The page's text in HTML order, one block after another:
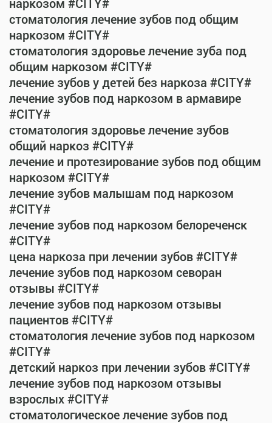
наркозом #CITY#
стоматология лечение зубов под общим
наркозом #CITY#
стоматология здоровье лечение зуба под
общим наркозом #CITY#
лечение зубов у детей без наркоза #CITY#
лечение зубов под наркозом в армавире
#CITY#
стоматология здоровье лечение зубов
общий наркоз #CITY#
лечение и протезирование зубов под общим
наркозом #CITY#
лечение зубов малышам под наркозом
#CITY#
лечение зубов под наркозом белореченск
#CITY#
цена наркоза при лечении зубов #CITY#
лечение зубов под наркозом севоран
отзывы #CITY#
лечение зубов под наркозом отзывы
пациентов #CITY#
стоматология лечение зубов под наркозом
#CITY#
детский наркоз при лечении зубов #CITY#
лечение зубов под наркозом отзывы
взрослых #CITY#
стоматологическое лечение зубов под